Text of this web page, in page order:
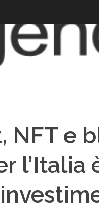
NFT e
l’Italia